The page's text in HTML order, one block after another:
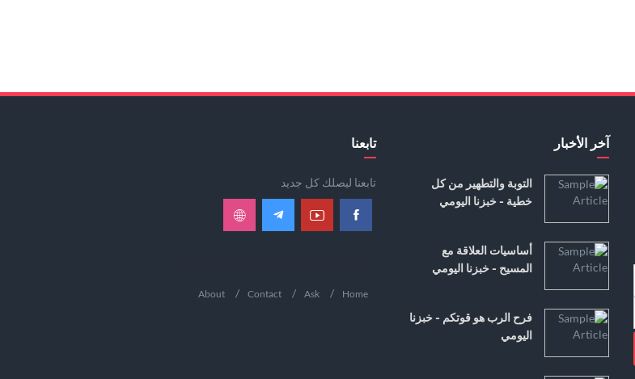
آخر الأخبار
التوبة والتطهير من كل
خطية - خبزنا اليومي
أساسيات العلاقة مع
المسيح - خبزنا اليومي
فرح الرب هو قوتكم - خبزنا
اليومي
تابعنا
تابعنا ليصلك كل جديد
Home
Ask
Contact
About